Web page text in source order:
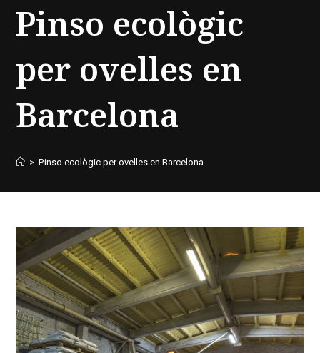
Pinso ecològic
per ovelles en
Barcelona
> Pinso ecològic per ovelles en Barcelona